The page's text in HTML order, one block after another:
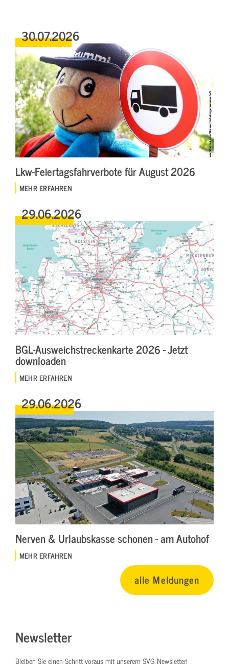
30.07.2026
Lkw-Feiertagsfahrverbote für August 2026
MEHR ERFAHREN
29.06.2026
BGL-Ausweichstreckenkarte 2026 - Jetzt
downloaden
MEHR ERFAHREN
29.06.2026
Nerven & Urlaubskasse schonen - am Autohof
MEHR ERFAHREN
alle Meldungen
Newsletter
Bleiben Sie einen Schritt voraus mit unserem SVG Newsletter!